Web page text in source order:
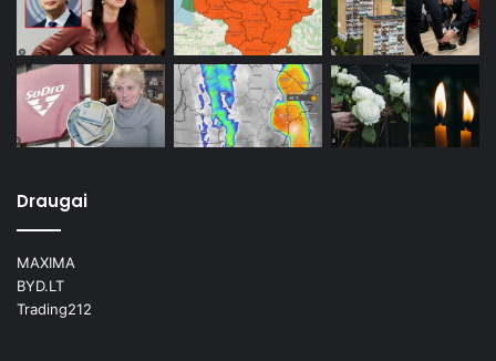
Draugai
MAXIMA
BYD.LT
Trading212